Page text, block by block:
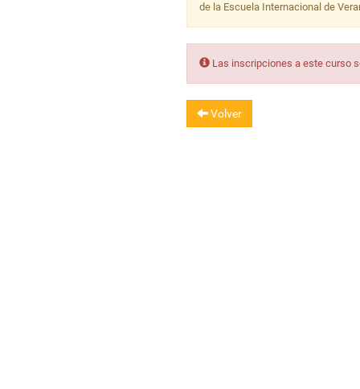
de la Escuela Internacional de
Las inscripciones a este curso
Volver